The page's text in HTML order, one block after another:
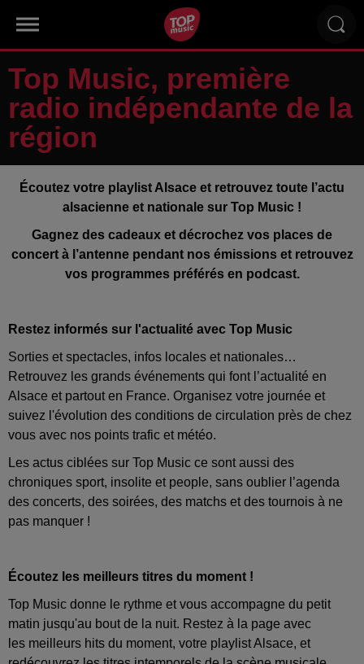
Top Music, première
radio indépendante de la
région
Écoutez votre playlist Alsace et retrouvez toute l’actu
alsacienne et nationale sur Top Music !
Gagnez des cadeaux et décrochez vos places de
concert à l’antenne pendant nos émissions et retrouvez
vos programmes préférés en podcast.
Restez informés sur l'actualité avec Top Music
Sorties et spectacles, infos locales et nationales…
Retrouvez les grands événements qui font l’actualité en
Alsace et partout en France. Organisez votre journée et
suivez l'évolution des conditions de circulation près de chez
vous avec nos points trafic et météo.
Les actus ciblées sur Top Music ce sont aussi des
chroniques sport, insolite et people, sans oublier l’agenda
des concerts, des soirées, des matchs et des tournois à ne
pas manquer !
Écoutez les meilleurs titres du moment !
Top Music donne le rythme et vous accompagne du petit
matin jusqu'au bout de la nuit. Restez à la page avec
les meilleurs hits du moment, votre playlist Alsace, et